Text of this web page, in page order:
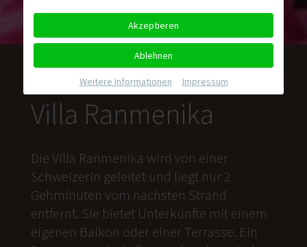
Villa Ranmenika
Die Villa Ranmenika wird von einer
Schweizerin geleitet und liegt nur 2
Gehminuten vom nächsten Strand
entfernt. Sie bietet Unterkünfte mit einem
eigenen Balkon oder einer Terrasse. Ein
Akzeptieren
Ablehnen
Weitere Informationen Impressum